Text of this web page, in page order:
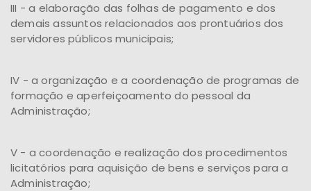
III - a elaboração das folhas de pagamento e dos
demais assuntos relacionados aos prontuários dos
servidores públicos municipais;
IV - a organização e a coordenação de programas de
formação e aperfeiçoamento do pessoal da
Administração;
V - a coordenação e realização dos procedimentos
licitatórios para aquisição de bens e serviços para a
Administração;